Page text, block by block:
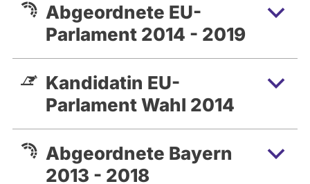
Abgeordnete EU-
Parlament 2014 - 2019
Kandidatin EU-
Parlament Wahl 2014
Abgeordnete Bayern
2013 - 2018